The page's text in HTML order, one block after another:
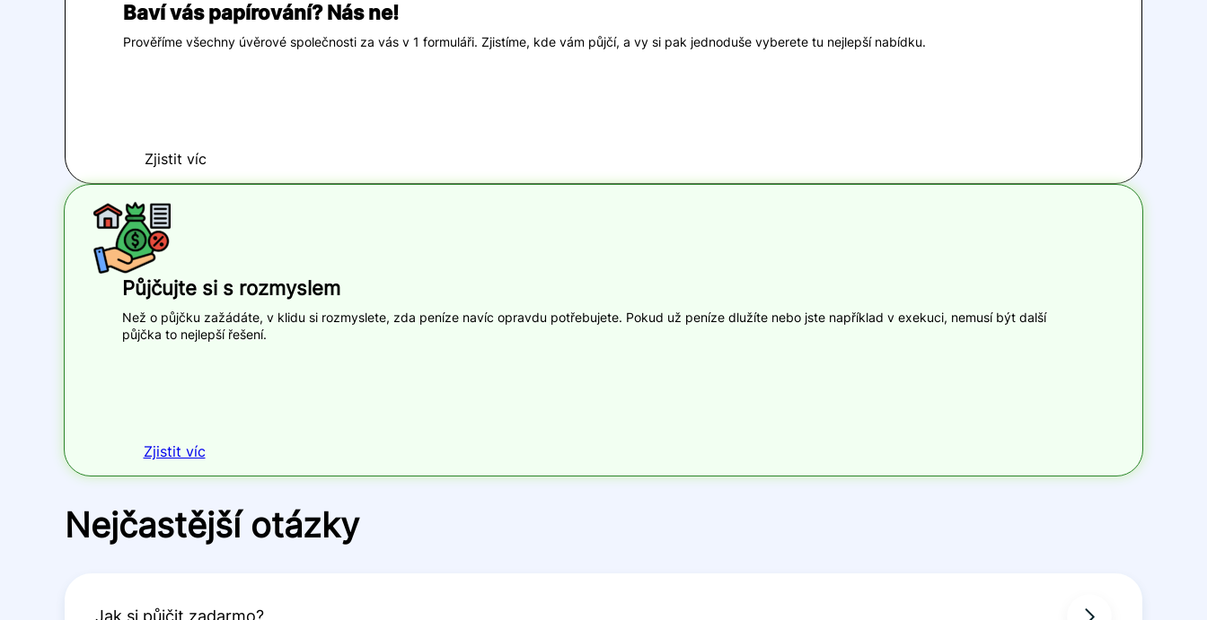
Baví vás papírování? Nás ne!
Prověříme všechny úvěrové společnosti za vás v 1 formuláři. Zjistíme, kde vám půjčí, a vy si pak jednoduše vyberete tu nejlepší nabídku.
Zjistit víc
Půjčujte si s rozmyslem
Než o půjčku zažádáte, v klidu si rozmyslete, zda peníze navíc opravdu potřebujete. Pokud už peníze dlužíte nebo jste například v exekuci, nemusí být další
půjčka to nejlepší řešení.
Zjistit víc
Nejčastější otázky